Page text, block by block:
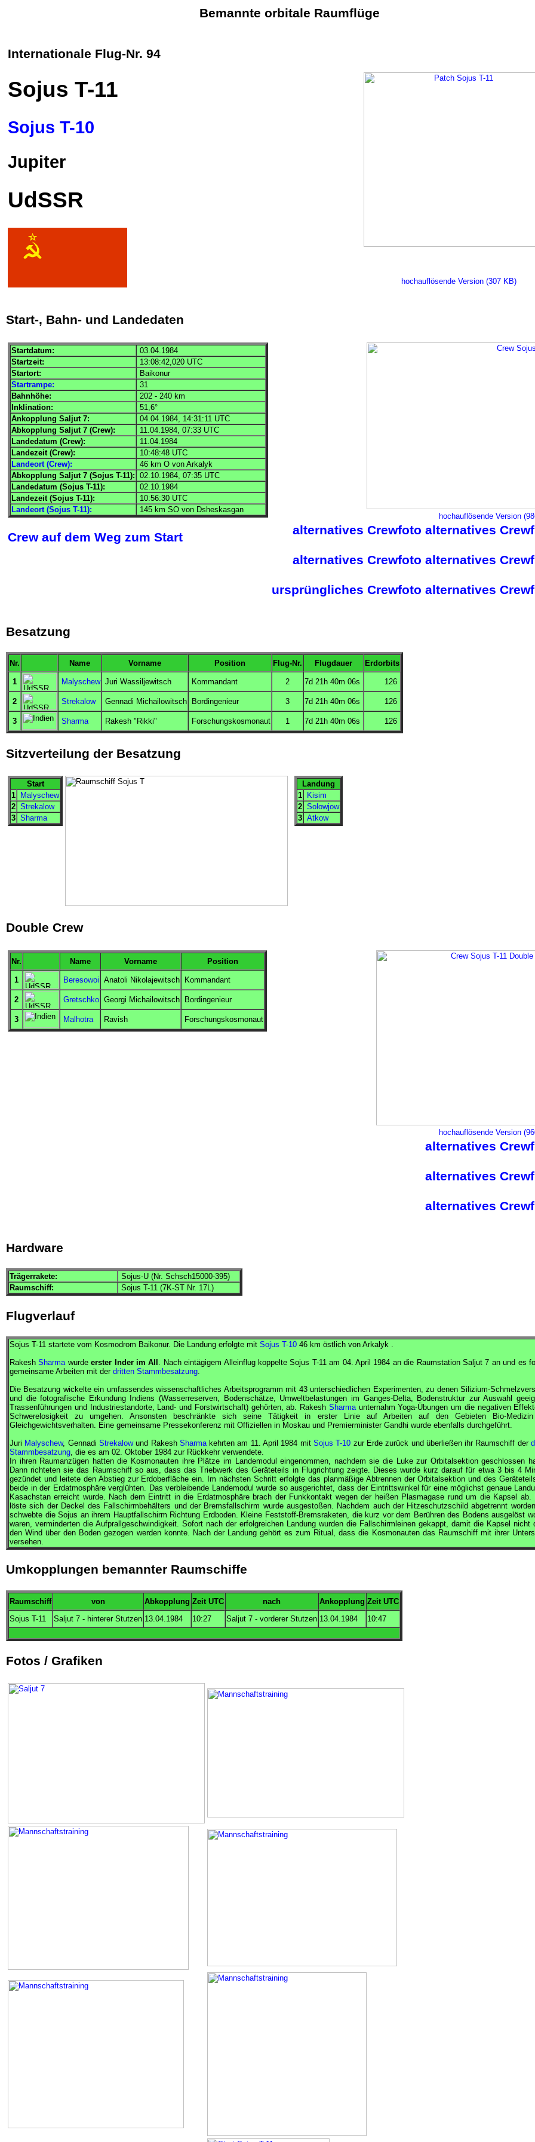
Bemannte orbitale Raumflüge
Internationale Flug-Nr. 94
Sojus T-11
Sojus T-10
Jupiter
UdSSR
hochauflösende Version (307 KB)
Start-, Bahn- und Landedaten
Startdatum:
03.04.1984
Startzeit:
13:08:42,020 UTC
Startort:
Baikonur
Startrampe:
31
Bahnhöhe:
202 - 240 km
Inklination:
51,6°
Ankopplung Saljut7: 04.04.1984, 14:31:11 UTC
Abkopplung Saljut7 (Crew): 11.04.1984, 07:33 UTC
Landedatum (Crew):
11.04.1984
Landezeit (Crew):
10:48:48 UTC
Landeort (Crew):
46 km O von Arkalyk
Abkopplung Saljut7 (Sojus T-11): 02.10.1984, 07:35 UTC
Landedatum (Sojus T-11):
02.10.1984
Landezeit (Sojus T-11): 10:56:30 UTC
Landeort (Sojus T-11):
145 km SO von Dsheskasgan
Crew auf dem Weg zum Start
hochauflösende Version
alternatives Crewfoto alternatives
alternatives Crewfoto alternatives
ursprüngliches Crewfoto alternatives
Besatzung
Nr. Name Vorname Position Flug-Nr. Flugdauer Erdorbits
1 Malyschew Juri Wassiljewitsch Kommandant 2 7d 21h 40m 06s 126
2 Strekalow Gennadi Michailowitsch Bordingenieur 3 7d 21h 40m 06s 126
3 Sharma Rakesh "Rikki" Forschungskosmonaut 1 7d 21h 40m 06s 126
Sitzverteilung der Besatzung
Start
1
Malyschew
2 Strekalow
3 Sharma
Landung
1
Kisim
2 Solowjow
3 Atkow
Double Crew
Nr. Name Vorname Position
1 Beresowoi Anatoli Nikolajewitsch Kommandant
2 Gretschko Georgi Michailowitsch Bordingenieur
3 Malhotra Ravish Forschungskosmonaut
hochauflösende Version
alternatives
alternatives
alternatives
Hardware
Trägerrakete:
Sojus-U (Nr. Schsch15000-395)
Raumschiff:
Sojus T-11 (7K-ST Nr. 17L)
Flugverlauf
Sojus T-11 startete vom Kosmodrom Baikonur. Die Landung erfolgte mit Sojus T-10 46 km östlich von Arkalyk .
RakeshSharma wurdeerster Inder im All . Nach eintägigem Alleinflug koppelteSojus T-11 am 04. April 1984 an die RaumstationSaljut 7 an und es
gemeinsame Arbeiten mit der dritten Stammbesatzung
Die Besatzung wickelte ein umfassendes wissenschaftliches Arbeitsprogramm mit 43 unterschiedlichen Experimenten, zu denen Silizium-
und die fotografische Erkundung Indiens (Wasserreserven, Bodenschätze, Umweltbelastungen im Ganges-Delta, Bodenstruktur zur Auswahl
Trassenführungen und Industriestandorte, Land- und Forstwirtschaft) gehörten, ab. Rakesh Sharmaunternahm Yoga-Übungen um die negativen
Schwerelosigkeit zu umgehen. Ansonsten beschränkte sich seine Tätigkeit in erster Linie auf Arbeiten auf den Gebieten Bio-
Gleichgewichtsverhalten. Eine gemeinsame Pressekonferenz mit Offiziellen in Moskau und Premierminister Gandhi wurde ebenfalls durchgeführt.
Juri Malyschew, Gennadi Strekalowund Rakesh Sharmakehrten am 11. April 1984 mit Sojus T-10 zur Erde zurück und überließen ihr Raumschiff der
Stammbesatzung , die es am 02. Oktober 1984 zur Rückkehr verwendete.
In ihren Raumanzügen hatten die Kosmonauten ihre Plätze im Landemodul eingenommen, nachdem sie die Luke zur Orbitalsektion geschlossen
Dann richteten sie das Raumschiff so aus, dass das Triebwerk des Geräteteils in Flugrichtung zeigte. Dieses wurde kurz darauf für etwa 3 bis 4
gezündet und leitete den Abstieg zur Erdoberfläche ein. Im nächsten Schritt erfolgte das planmäßige Abtrennen der Orbitalsektion und des
beide in der Erdatmosphäre verglühten. Das verbleibende Landemodul wurde so ausgerichtet, dass der Eintrittswinkel für eine möglichst genaue
Kasachstan erreicht wurde. Nach dem Eintritt in die Erdatmosphäre brach der Funkkontakt wegen der heißen Plasmagase rund um die Kapsel ab.
löste sich der Deckel des Fallschirmbehälters und der Bremsfallschirm wurde ausgestoßen. Nachdem auch der Hitzeschutzschild abgetrennt
schwebte dieSojus an ihrem Hauptfallschirm Richtung Erdboden. Kleine Feststoff-Bremsraketen, die kurz vor dem Berühren des Bodens ausgelöst
waren, verminderten die Aufprallgeschwindigkeit. Sofort nach der erfolgreichen Landung wurden die Fallschirmleinen gekappt, damit die Kapsel nicht
den Wind über den Boden gezogen werden konnte. Nach der Landung gehört es zum Ritual, dass die Kosmonauten das Raumschiff mit ihrer
versehen.
Umkopplungen bemannter Raumschiffe
Raumschiff von Abkopplung Zeit UTC nach Ankopplung Zeit UTC
Sojus T-11
Saljut 7 - hinterer Stutzen 13.04.1984 10:27 Saljut 7 - vorderer Stutzen 13.04.1984 10:47
Fotos / Grafiken